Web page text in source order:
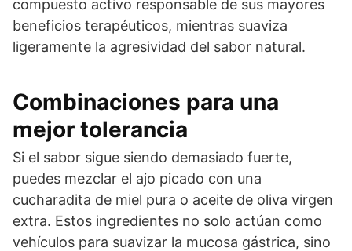
compuesto activo responsable de sus mayores
beneficios terapéuticos, mientras suaviza
ligeramente la agresividad del sabor natural.
Combinaciones para una
mejor tolerancia
Si el sabor sigue siendo demasiado fuerte,
puedes mezclar el ajo picado con una
cucharadita de miel pura o aceite de oliva virgen
extra. Estos ingredientes no solo actúan como
vehículos para suavizar la mucosa gástrica, sino